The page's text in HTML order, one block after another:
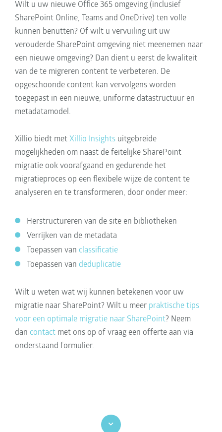
Wilt u uw nieuwe Office 365 omgeving (inclusief
SharePoint Online, Teams and OneDrive) ten volle
kunnen benutten? Of wilt u vervuiling uit uw
verouderde SharePoint omgeving niet meenemen naar
een nieuwe omgeving? Dan dient u eerst de kwaliteit
van de te migreren content te verbeteren. De
opgeschoonde content kan vervolgens worden
toegepast in een nieuwe, uniforme datastructuur en
metadatamodel.
Xillio biedt met Xillio Insights uitgebreide
mogelijkheden om naast de feitelijke SharePoint
migratie ook voorafgaand en gedurende het
migratieproces op een flexibele wijze de content te
analyseren en te transformeren, door onder meer:
Herstructureren van de site en bibliotheken
Verrijken van de metadata
Toepassen van classificatie
Toepassen van deduplicatie
Wilt u weten wat wij kunnen betekenen voor uw
migratie naar SharePoint? Wilt u meer praktische tips
voor een optimale migratie naar SharePoint? Neem
dan contact met ons op of vraag een offerte aan via
onderstaand formulier.